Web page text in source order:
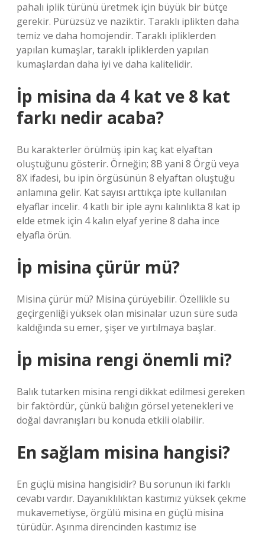
pahalı iplik türünü üretmek için büyük bir bütçe
gerekir. Pürüzsüz ve naziktir. Taraklı iplikten daha
temiz ve daha homojendir. Taraklı ipliklerden
yapılan kumaşlar, taraklı ipliklerden yapılan
kumaşlardan daha iyi ve daha kalitelidir.
İp misina da 4 kat ve 8 kat
farkı nedir acaba?
Bu karakterler örülmüş ipin kaç kat elyaftan
oluştuğunu gösterir. Örneğin; 8B yani 8 Örgü veya
8X ifadesi, bu ipin örgüsünün 8 elyaftan oluştuğu
anlamına gelir. Kat sayısı arttıkça ipte kullanılan
elyaflar incelir. 4 katlı bir iple aynı kalınlıkta 8 kat ip
elde etmek için 4 kalın elyaf yerine 8 daha ince
elyafla örün.
İp misina çürür mü?
Misina çürür mü? Misina çürüyebilir. Özellikle su
geçirgenliği yüksek olan misinalar uzun süre suda
kaldığında su emer, şişer ve yırtılmaya başlar.
İp misina rengi önemli mi?
Balık tutarken misina rengi dikkat edilmesi gereken
bir faktördür, çünkü balığın görsel yetenekleri ve
doğal davranışları bu konuda etkili olabilir.
En sağlam misina hangisi?
En güçlü misina hangisidir? Bu sorunun iki farklı
cevabı vardır. Dayanıklılıktan kastımız yüksek çekme
mukavemetiyse, örgülü misina en güçlü misina
türüdür. Aşınma direncinden kastımız ise